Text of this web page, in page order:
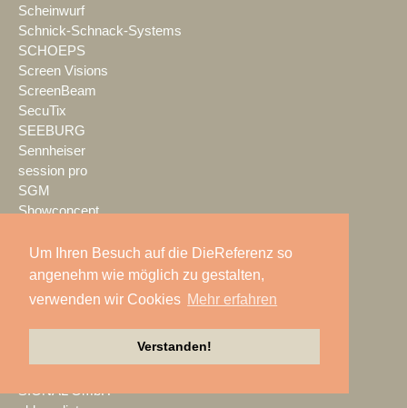
Um Ihren Besuch auf die DieReferenz so
angenehm wie möglich zu gestalten,
verwenden wir Cookies Mehr erfahren
Verstanden!
Scheinwurf
Schnick-Schnack-Systems
SCHOEPS
Screen Visions
ScreenBeam
SecuTix
SEEBURG
Sennheiser
session pro
SGM
Showconcept
Showlight
Showmatrix
Showrental
Showtech
SIGNAL GmbH